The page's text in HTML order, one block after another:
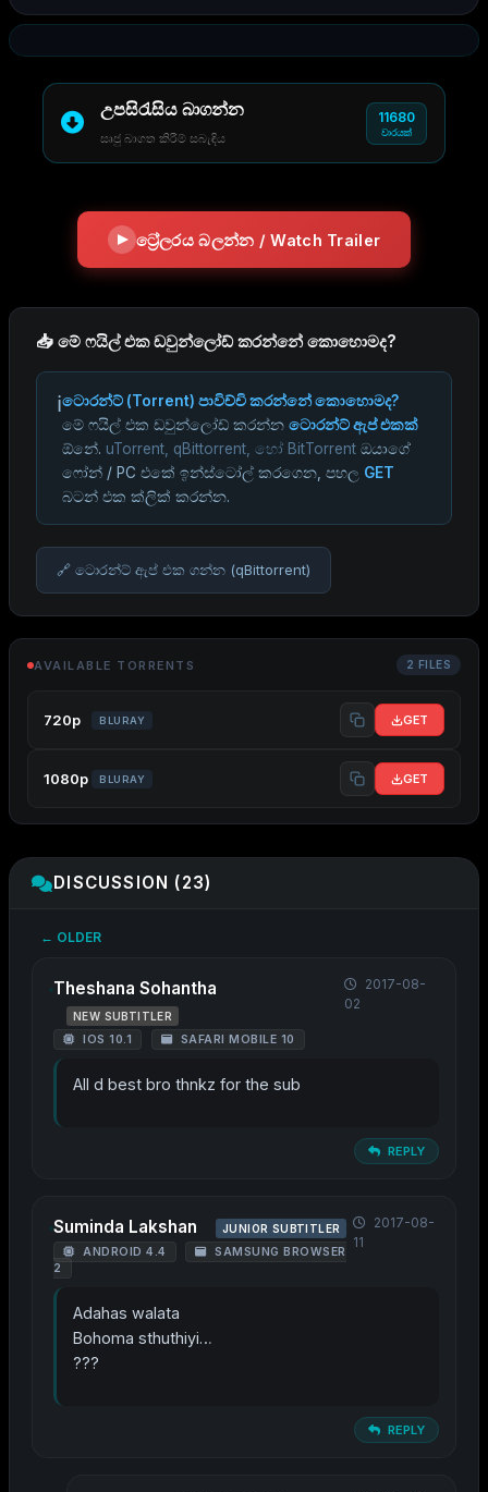
උපසිරැසිය බාගන්න
සෘජු බාගත කිරීම් සබැඳිය
11680
වාරයක්
ට්‍රේලරය බලන්න / Watch Trailer
📥 මේ ෆයිල් එක ඩවුන්ලෝඩ් කරන්නේ කොහොමද?
ℹ️ටොරන්ට් (Torrent) පාවිච්චි කරන්නේ කොහොමද?
මේ ෆයිල් එක ඩවුන්ලෝඩ් කරන්න ටොරන්ට් ඇප් එකක්
ඕනේ. uTorrent, qBittorrent, හෝ BitTorrentඔයාගේ
ෆෝන් / PC එකේ ඉන්ස්ටෝල් කරගෙන, පහල GET
බටන් එක ක්ලික් කරන්න.
🔗 ටොරන්ට් ඇප් එක ගන්න (qBittorrent)
AVAILABLE TORRENTS 2 FILES
720p BLURAY GET
1080p BLURAY GET
DISCUSSION (23)
← OLDER
Theshana Sohantha
NEW SUBTITLER
IOS 10.1 SAFARI MOBILE 10
2017-08-
02
All d best bro thnkz for the sub
REPLY
Suminda Lakshan JUNIOR SUBTITLER
ANDROID 4.4
SAMSUNG BROWSER
2
2017-08-
11
Adahas walata
Bohoma sthuthiyi…
???
REPLY